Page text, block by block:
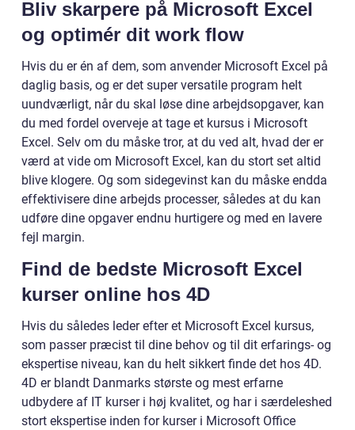
Bliv skarpere på Microsoft Excel
og optimér dit work flow
Hvis du er én af dem, som anvender Microsoft Excel på
daglig basis, og er det super versatile program helt
uundværligt, når du skal løse dine arbejdsopgaver, kan
du med fordel overveje at tage et kursus i Microsoft
Excel. Selv om du måske tror, at du ved alt, hvad der er
værd at vide om Microsoft Excel, kan du stort set altid
blive klogere. Og som sidegevinst kan du måske endda
effektivisere dine arbejds processer, således at du kan
udføre dine opgaver endnu hurtigere og med en lavere
fejl margin.
Find de bedste Microsoft Excel
kurser online hos 4D
Hvis du således leder efter et Microsoft Excel kursus,
som passer præcist til dine behov og til dit erfarings- og
ekspertise niveau, kan du helt sikkert finde det hos 4D.
4D er blandt Danmarks største og mest erfarne
udbydere af IT kurser i høj kvalitet, og har i særdeleshed
stort ekspertise inden for kurser i Microsoft Office